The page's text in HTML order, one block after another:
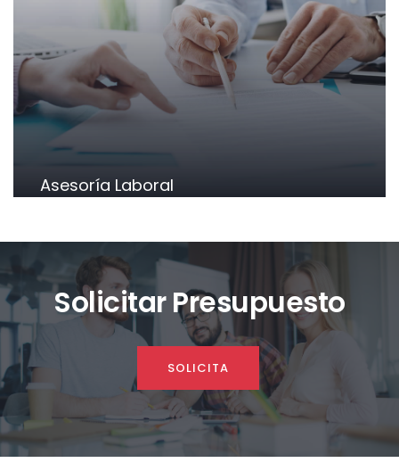
Asesoría Laboral
Solicitar Presupuesto
SOLICITA